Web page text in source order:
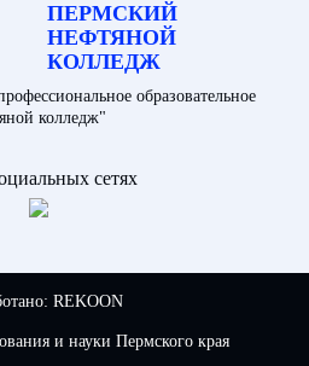
ПЕРМСКИЙ
НЕФТЯНОЙ
КОЛЛЕДЖ
образовательное
колледж"
сетях
REKOON
и науки Пермского края